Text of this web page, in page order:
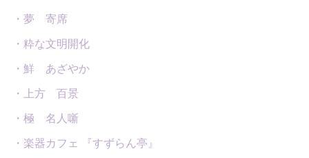
・夢 寄席
・粋な文明開化
・鮮 あざやか
・上方 百景
・極 名人噺
・楽器カフェ 『すずらん亭』